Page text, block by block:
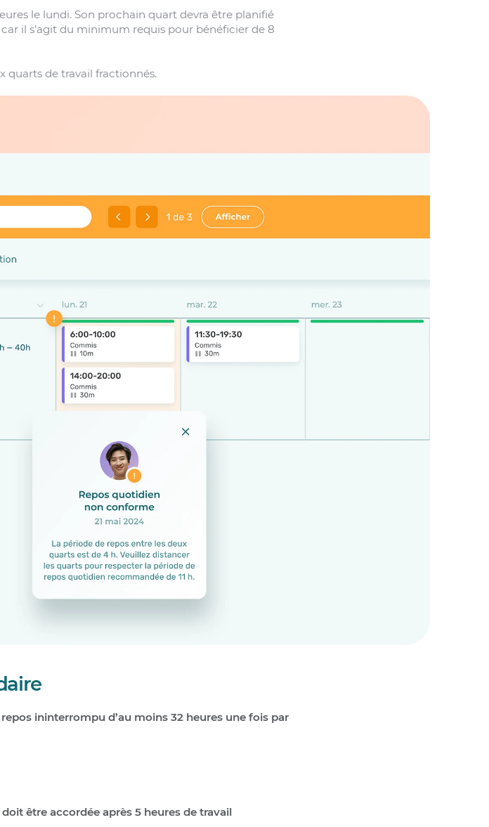
le lundi. Son prochain quart devra être planifié
il s’agit du minimum requis pour bénéficier de 8
quarts de travail fractionnés.
ininterrompu d’au moins 32 heures une fois par
être accordée après 5 heures de travail